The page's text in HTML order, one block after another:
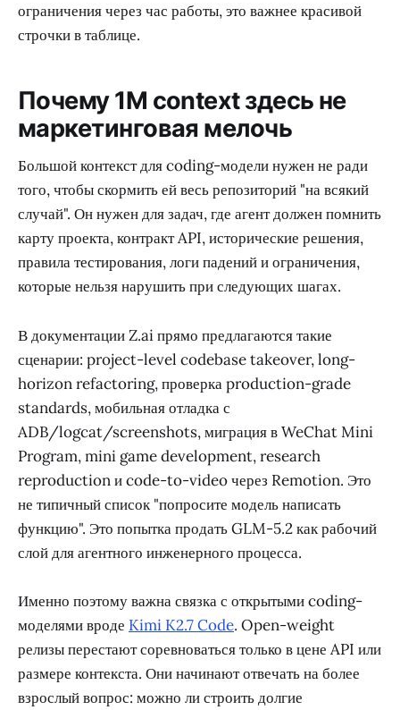
ограничения через час работы, это важнее красивой
строчки в таблице.
Почему 1M context здесь не
маркетинговая мелочь
Большой контекст для coding-модели нужен не ради
того, чтобы скормить ей весь репозиторий "на всякий
случай". Он нужен для задач, где агент должен помнить
карту проекта, контракт API, исторические решения,
правила тестирования, логи падений и ограничения,
которые нельзя нарушить при следующих шагах.
В документации Z.ai прямо предлагаются такие
сценарии: project-level codebase takeover, long-
horizon refactoring, проверка production-grade
standards, мобильная отладка с
ADB/logcat/screenshots, миграция в WeChat Mini
Program, mini game development, research
reproduction и code-to-video через Remotion. Это
не типичный список "попросите модель написать
функцию". Это попытка продать GLM-5.2 как рабочий
слой для агентного инженерного процесса.
Именно поэтому важна связка с открытыми coding-
моделями вроде Kimi K2.7 Code. Open-weight
релизы перестают соревноваться только в цене API или
размере контекста. Они начинают отвечать на более
взрослый вопрос: можно ли строить долгие